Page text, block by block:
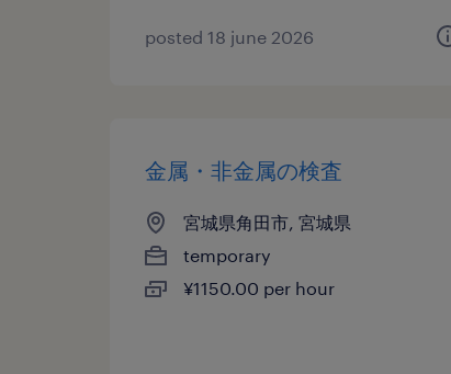
posted 18 june 2026
金属・非金属の検査
宮城県角田市, 宮城県
temporary
¥1150.00 per hour